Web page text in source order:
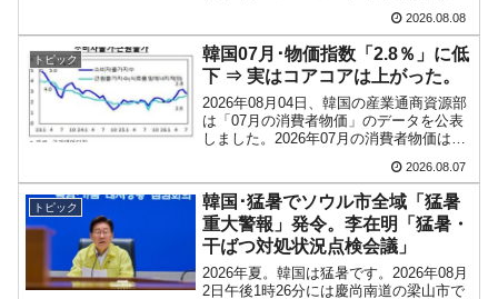
『Money1』
韓国製造業「半導体絶好調」のウラで他業種
は全般的「不調」⇒ PSIが示す現況は決して良くない。
『Money1』
【米韓激突案件】韓国消費者院が『クーパ
ン』1人当たり賠償10万ウォンを認定 ⇒ 総額3兆7,000億
ています。もちろん株価の暴落について
で『朝鮮日報』に面白い記事が出ていま
す。「東西南北」というコ...
2026.08.08
トピック
韓国07月･物価指数「2.8％」に低
下 ⇒ 実はコアコアは上がった。
2026年08月04日、韓国の産業通商資源部
は「07月の消費者物価」のデータを公表
しました。2026年07月の消費者物価は、
したことなどにより、前年同月比2.8％上
昇（06月は3.2％）となり、上昇率は前...
2026.08.07
トピック
韓国･猛暑でソウル市全域「猛暑
重大警報」発令。李在明「猛暑・
干ばつ対処状況点検会議」
2026年夏。韓国は猛暑です。2026年08月
2日午後1時26分には慶尚南道の梁山市で